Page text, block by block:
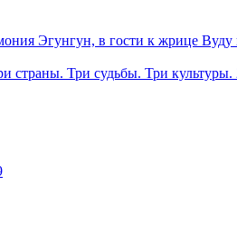
в гости к жрице Вуду и
Три судьбы. Три культуры.